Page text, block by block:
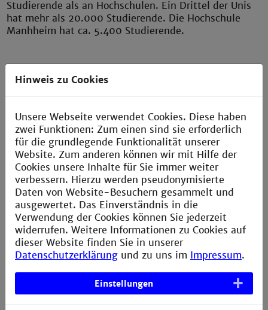
Studierende als an Hochschulen. Ein Drittel der Unis
hat mehr als 20.000 Studierende. Die Hochschule
Manhheim hat ca. 5.400 Studierende.
Abschluss
"Master" sind gleichwertig. Egal, ob sie an einer Uni
oder einer Hochschule erworben wurden.
Promotion
Wer nach dem Studium noch promovieren möchte,
also eine Doktorarbeit schreiben will, kann das auch
mit einem Masterabschluss tun, den er oder sie an
der Technischen Hochschule Mannheim erworben hat.
Hohes Einstiegsgehalt
Die Gehälter für Ingenieurinnen und Ingenieure in
Hinweis zu Cookies
Unsere Webseite verwendet Cookies. Diese haben
zwei Funktionen: Zum einen sind sie erforderlich
für die grundlegende Funktionalität unserer
Website. Zum anderen können wir mit Hilfe der
Cookies unsere Inhalte für Sie immer weiter
verbessern. Hierzu werden pseudonymisierte
Daten von Website-Besuchern gesammelt und
ausgewertet. Das Einverständnis in die
Verwendung der Cookies können Sie jederzeit
widerrufen. Weitere Informationen zu Cookies auf
dieser Website finden Sie in unserer
Datenschutzerklärung und zu uns im Impressum.
Einstellungen